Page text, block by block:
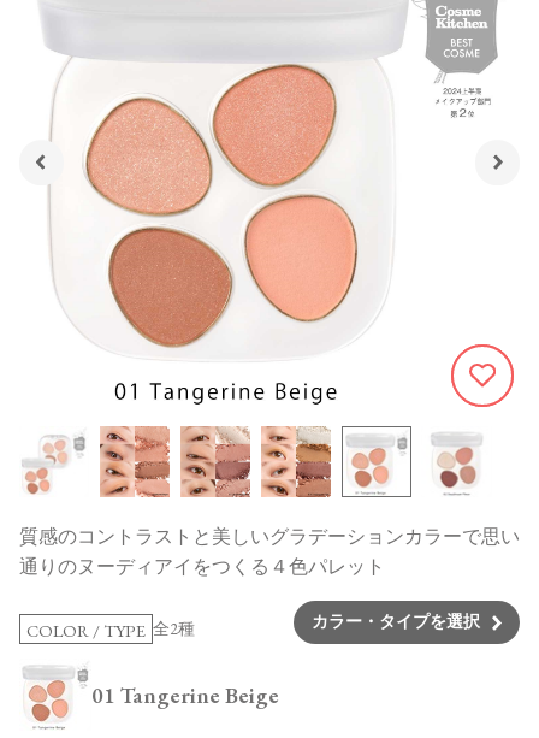
1705
質感のコントラストと美しいグラデーションカラーで思い
通りのヌーディアイをつくる４色パレット
COLOR / TYPE 全2種 カラー・タイプを選択
01 Tangerine Beige